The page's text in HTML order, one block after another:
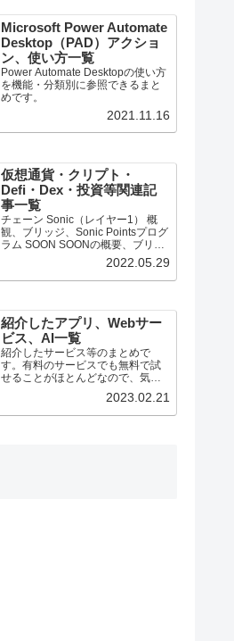
Microsoft Power Automate
Desktop（PAD）アクショ
ン、使い方一覧
Power Automate Desktopの使い方
を機能・分類別に参照できるまと
めです。
2021.11.16
仮想通貨・クリプト・
Defi・Dex・投資等関連記
事一覧
チェーン Sonic（レイヤー1） 概
観、ブリッジ、Sonic Pointsプログ
ラム SOON SOONの概要、ブリッ
ジ方法（25/1月時点） ステーキン
グ ZEROBASE ZEROBASE...
2022.05.29
紹介したアプリ、Webサー
ビス、AI一覧
紹介したサービス等のまとめで
す。有料のサービスでも無料で試
せることがほとんどなので、気に
2023.02.21